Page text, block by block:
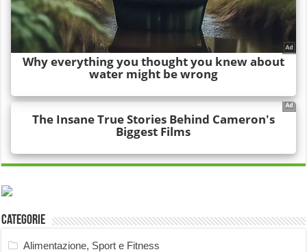
Categorie
Alimentazione, Sport e Fitness